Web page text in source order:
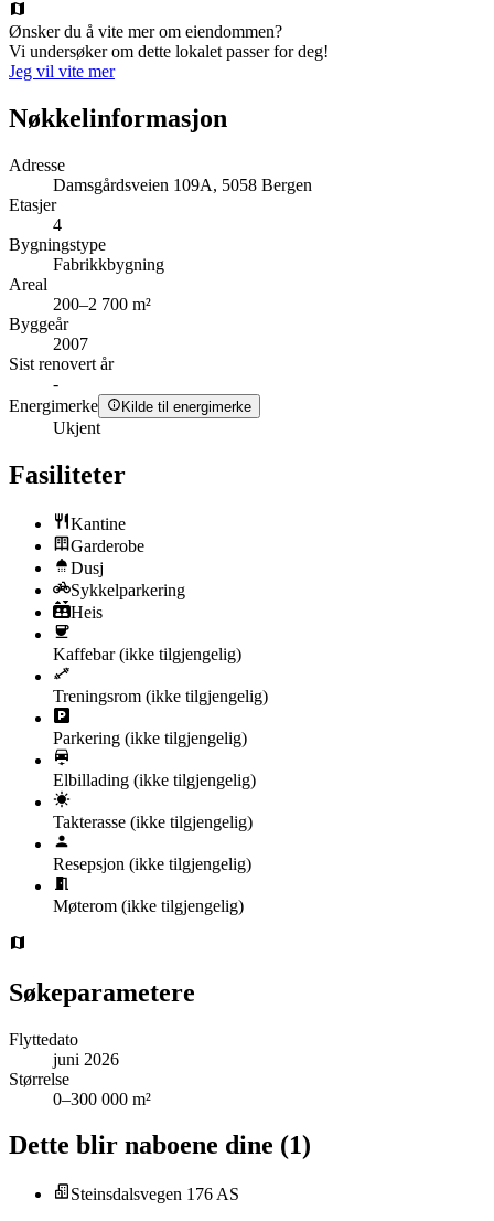
Ønsker du å vite mer om eiendommen?
Vi undersøker om dette lokalet passer for deg!
Jeg vil vite mer
Nøkkelinformasjon
Adresse
Damsgårdsveien 109A, 5058 Bergen
Etasjer
4
Bygningstype
Fabrikkbygning
Areal
200–2 700 m²
Byggeår
2007
Sist renovert år
-
Energimerke
Kilde til energimerke
Ukjent
Fasiliteter
Kantine
Garderobe
Dusj
Sykkelparkering
Heis
Kaffebar(ikke tilgjengelig)
Treningsrom (ikke tilgjengelig)
Parkering (ikke tilgjengelig)
Elbillading (ikke tilgjengelig)
Takterasse (ikke tilgjengelig)
Resepsjon (ikke tilgjengelig)
Møterom (ikke tilgjengelig)
Søkeparametere
Flyttedato
juni 2026
Størrelse
0–300 000 m²
Dette blir naboene dine (1)
Steinsdalsvegen 176 AS